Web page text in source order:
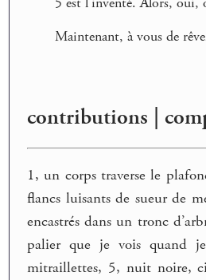
Maintenant, à vous de
contributions |
1, un corps traverse le
flancs luisants de sueur de
encastrés dans un tronc
palier que je vois quand
mitraillettes, 5, nuit noire,